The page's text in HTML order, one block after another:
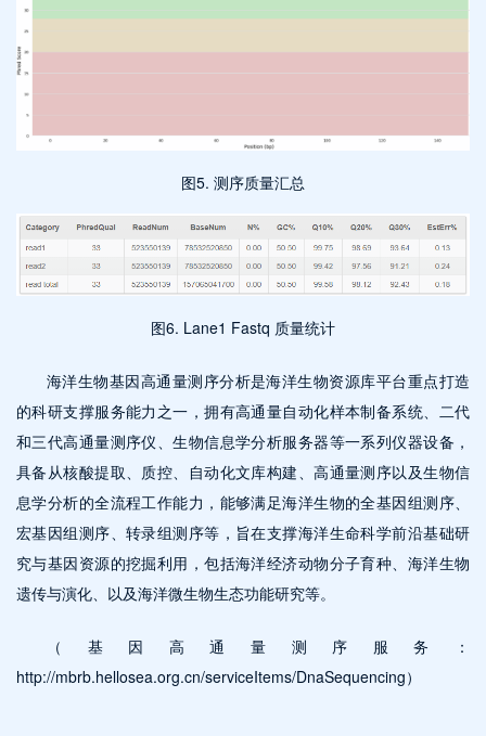
图5. 测序质量汇总
图6. Lane1 Fastq 质量统计
海洋生物基因高通量测序分析是海洋生物资源库平台重点打造
的科研支撑服务能力之一，拥有高通量自动化样本制备系统、二代
和三代高通量测序仪、生物信息学分析服务器等一系列仪器设备，
具备从核酸提取、质控、自动化文库构建、高通量测序以及生物信
息学分析的全流程工作能力，能够满足海洋生物的全基因组测序、
宏基因组测序、转录组测序等，旨在支撑海洋生命科学前沿基础研
究与基因资源的挖掘利用，包括海洋经济动物分子育种、海洋生物
遗传与演化、以及海洋微生物生态功能研究等。
（基因高通量测序服务：
http://mbrb.hellosea.org.cn/serviceItems/DnaSequencing）